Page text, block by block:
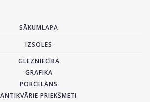
SĀKUMLAPA
IZSOLES
GLEZNIECĪBA
GRAFIKA
PORCELĀNS
ANTIKVĀRIE PRIEKŠMETI